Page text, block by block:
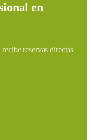
en
reservas directas